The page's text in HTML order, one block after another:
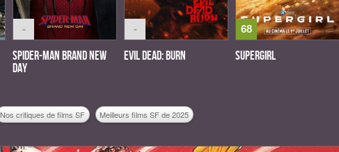
-
Spider-Man Brand New
Day
-
Evil Dead: Burn
68
Supergirl
Nos critiques de films SF Meilleurs films SF de 2025